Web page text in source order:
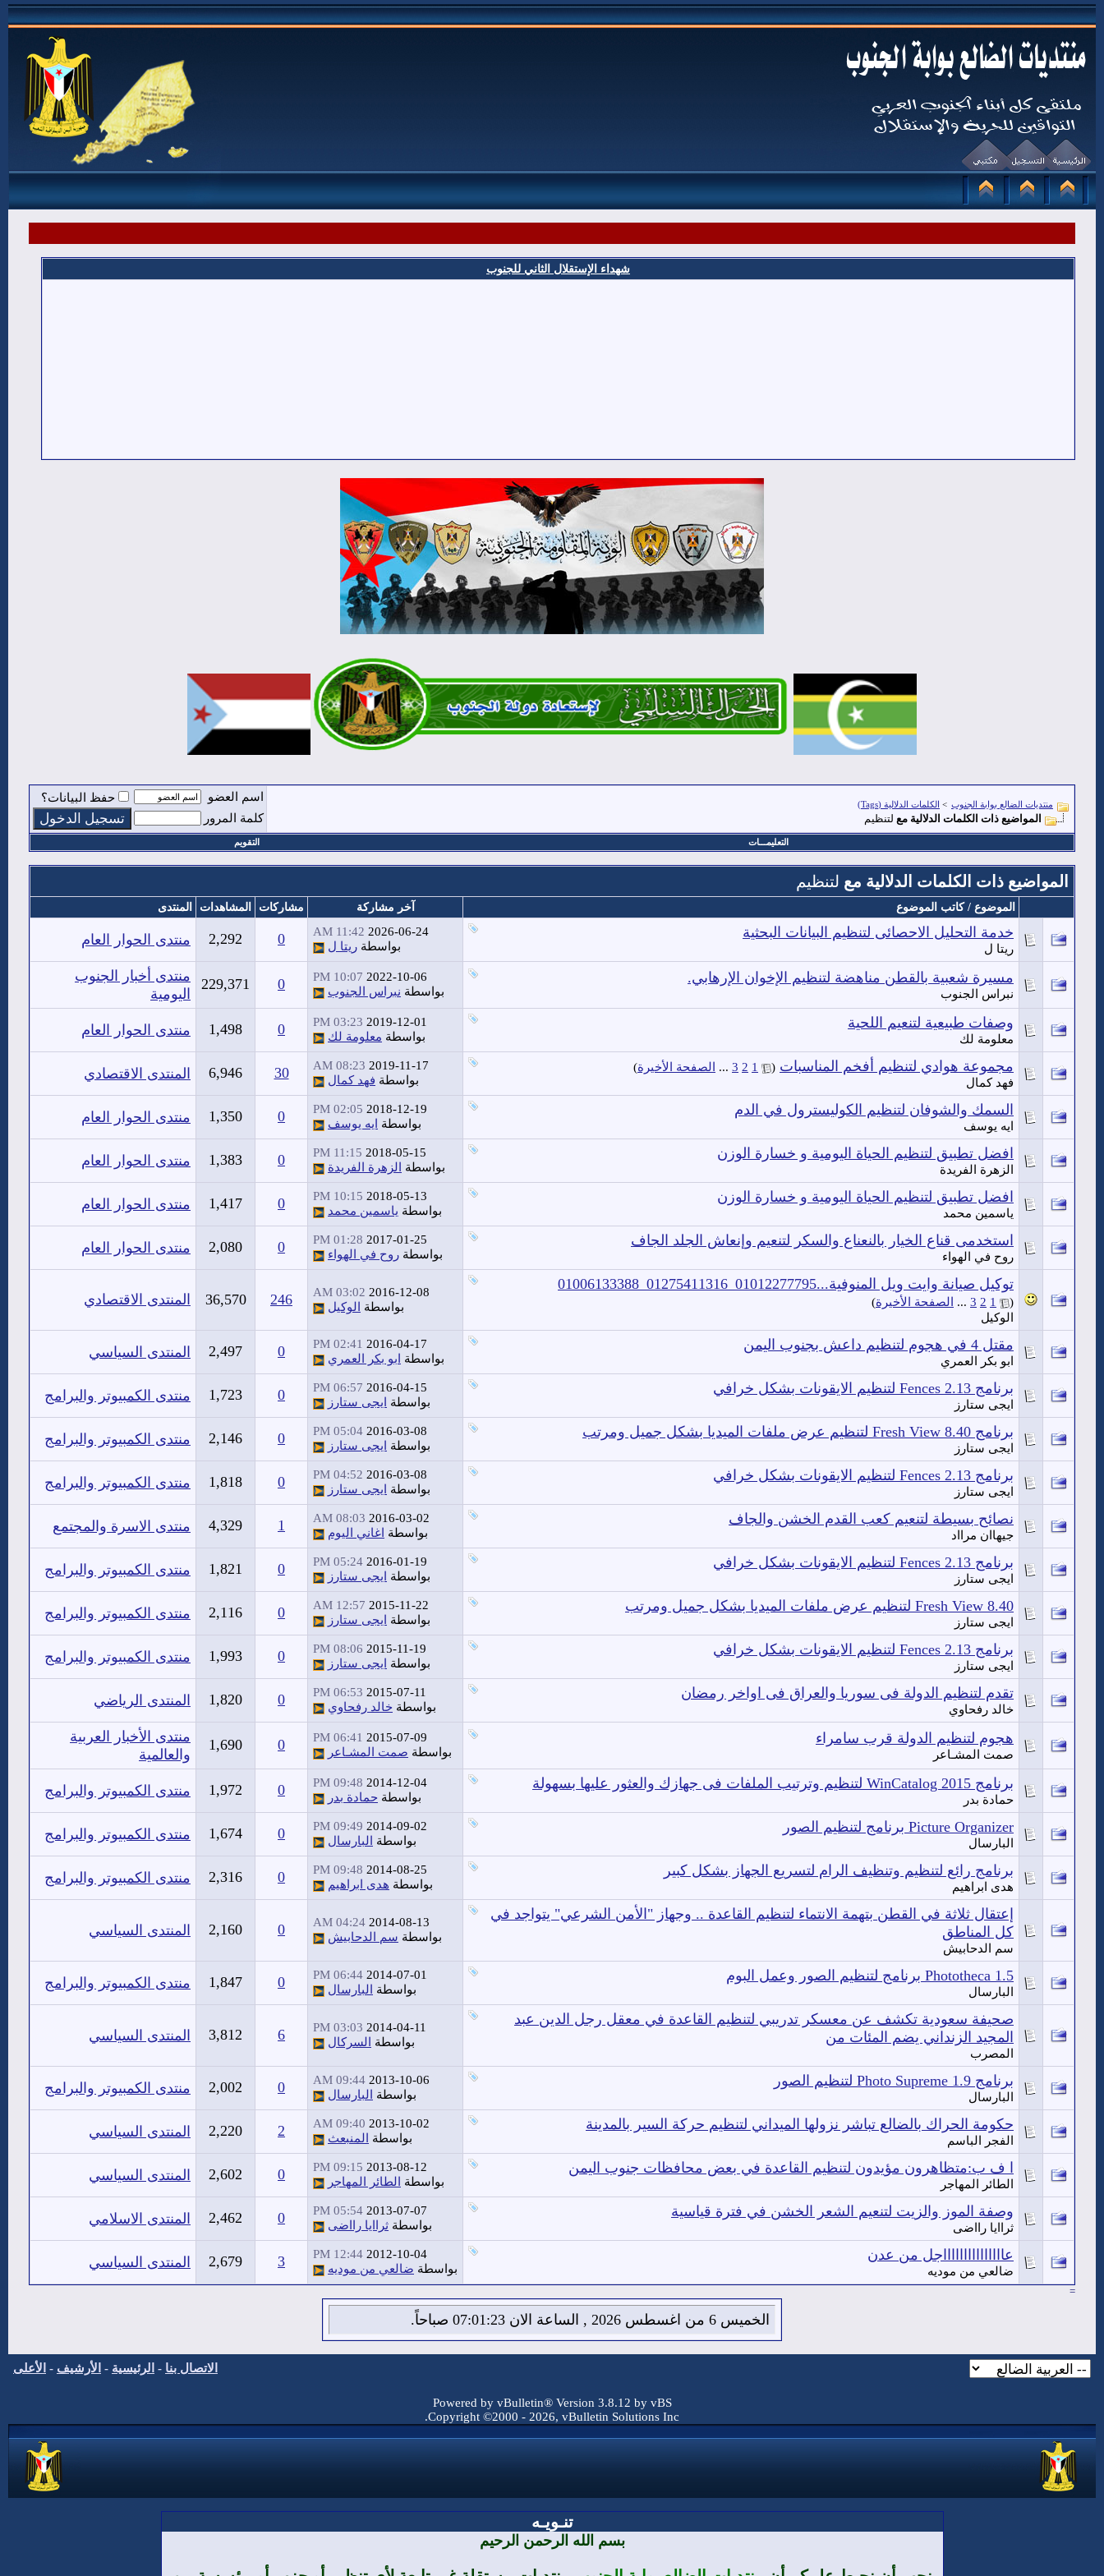
شهداء الإستقلال الثاني للجنوب
منتديات الضالع بوابة الجنوب > الكلمات الدلالية (Tags)
المواضيع ذات الكلمات الدلالية مع لتنظيم
اسم العضو
حفظ البيانات؟
كلمة المرور
التعليمـــات التقويم
المواضيع ذات الكلمات الدلالية مع لتنظيم
الموضوع / كاتب الموضوع آخر مشاركة مشاركات المشاهدات المنتدى
خدمة التحليل الاحصائى لتنظيم البيانات البحثية
ريتا ل
2026-06-24
11:42 AM
بواسطة ريتا ل 0
2,292 منتدى الحوار العام
مسيرة شعبية بالقطن مناهضة لتنظيم الإخوان الإرهابي.
نبراس الجنوب
2022-10-06
10:07 PM
بواسطة نبراس الجنوب 0
229,371
منتدى أخبار الجنوب
اليومية
وصفات طبيعية لتنعيم اللحية
معلومة لك
2019-12-01
03:23 PM
بواسطة معلومة لك 0
1,498 منتدى الحوار العام
مجموعة هوادي لتنظيم أفخم المناسبات (
1
2
3
... الصفحة الأخيرة)
فهد كمال
2019-11-17
08:23 AM
بواسطة فهد كمال 30
6,946 المنتدى الاقتصادي
السمك والشوفان لتنظيم الكوليسترول في الدم
ايه يوسف
2018-12-19
02:05 PM
بواسطة
ايه يوسف 0
1,350 منتدى الحوار العام
افضل تطبيق لتنظيم الحياة اليومية و خسارة الوزن
الزهرة الفريدة
2018-05-15
11:15 PM
بواسطة
الزهرة الفريدة 0
1,383 منتدى الحوار العام
افضل تطبيق لتنظيم الحياة اليومية و خسارة الوزن
ياسمين محمد
2018-05-13
10:15 PM
بواسطة ياسمين محمد 0
1,417 منتدى الحوار العام
استخدمى قناع الخيار بالنعناع والسكر لتنعيم وإنعاش الجلد الجاف
روح في الهواء
2017-01-25
01:28 PM
بواسطة روح في الهواء 0
2,080 منتدى الحوار العام
توكيل صيانة وايت ويل المنوفية...01012277795_01275411316_01006133388
(
1
2
3
... الصفحة الأخيرة)
الوكيل
2016-12-08
03:02 AM
بواسطة
الوكيل 246
36,570 المنتدى الاقتصادي
مقتل 4 في هجوم لتنظيم داعش بجنوب اليمن
ابو بكر العمري
2016-04-17
02:41 PM
بواسطة
ابو بكر العمري 0
2,497 المنتدى السياسي
برنامج Fences 2.13 لتنظيم الايقونات بشكل خرافي
ايجى ستارز
2016-04-15
06:57 PM
بواسطة
ايجى ستارز 0
1,723 منتدى الكمبيوتر والبرامج
برنامج Fresh View 8.40 لتنظيم عرض ملفات الميديا بشكل جميل ومرتب
ايجى ستارز
2016-03-08
05:04 PM
بواسطة
ايجى ستارز 0
2,146 منتدى الكمبيوتر والبرامج
برنامج Fences 2.13 لتنظيم الايقونات بشكل خرافي
ايجى ستارز
2016-03-08
04:52 PM
بواسطة
ايجى ستارز 0
1,818 منتدى الكمبيوتر والبرامج
نصائح بسيطة لتنعيم كعب القدم الخشن والجاف
جيهاان مرااد
2016-03-02
08:03 AM
بواسطة اغاني اليوم 1
4,329 منتدى الاسرة والمجتمع
برنامج Fences 2.13 لتنظيم الايقونات بشكل خرافي
ايجى ستارز
2016-01-19
05:24 PM
بواسطة
ايجى ستارز 0
1,821 منتدى الكمبيوتر والبرامج
Fresh View 8.40 لتنظيم عرض ملفات الميديا بشكل جميل ومرتب
ايجى ستارز
2015-11-22
12:57 AM
بواسطة
ايجى ستارز 0
2,116 منتدى الكمبيوتر والبرامج
برنامج Fences 2.13 لتنظيم الايقونات بشكل خرافي
ايجى ستارز
2015-11-19
08:06 PM
بواسطة
ايجى ستارز 0
1,993 منتدى الكمبيوتر والبرامج
تقدم لتنظيم الدولة فى سوريا والعراق فى اواخر رمضان
خالد رفحاوي
2015-07-11
06:53 PM
بواسطة خالد رفحاوي 0
1,820 المنتدى الرياضي
هجوم لتنظيم الدولة قرب سامراء
صمت المشـاعر
2015-07-09
06:41 PM
بواسطة صمت المشـاعر 0
1,690
منتدى الأخبار العربية
والعالمية
برنامج WinCatalog 2015 لتنظيم وترتيب الملفات فى جهازك والعثور عليها بسهولة
حمادة بدر
2014-12-04
09:48 PM
بواسطة حمادة بدر 0
1,972 منتدى الكمبيوتر والبرامج
Picture Organizer برنامج لتنظيم الصور
البارسال
2014-09-02
09:49 PM
بواسطة
البارسال 0
1,674 منتدى الكمبيوتر والبرامج
برنامج رائع لتنظيم وتنظيف الرام لتسريع الجهاز بشكل كبير
هدى ابراهيم
2014-08-25
09:48 PM
بواسطة هدى ابراهيم 0
2,316 منتدى الكمبيوتر والبرامج
إعتقال ثلاثة في القطن بتهمة الانتماء لتنظيم القاعدة .. وجهاز "الأمن الشرعي" يتواجد في
كل المناطق
سم الدحابيش
2014-08-13
04:24 AM
بواسطة سم الدحابيش 0
2,160 المنتدى السياسي
Phototheca 1.5 برنامج لتنظيم الصور وعمل البوم
البارسال
2014-07-01
06:44 PM
بواسطة
البارسال 0
1,847 منتدى الكمبيوتر والبرامج
صحيفة سعودية تكشف عن معسكر تدريبي لتنظيم القاعدة في معقل رجل الدين عبد
المجيد الزنداني يضم المئات من
المصرب
2014-04-11
03:03 PM
بواسطة
السركال 6
3,812 المنتدى السياسي
برنامج Photo Supreme 1.9 لتنظيم الصور
البارسال
2013-10-06
09:44 AM
بواسطة
البارسال 0
2,002 منتدى الكمبيوتر والبرامج
حكومة الحراك بالضالع تباشر نزولها الميداني لتنظيم حركة السير بالمدينة
الفجر الباسم
2013-10-02
09:40 AM
بواسطة
المنبعث 2
2,220 المنتدى السياسي
ا ف ب:متظاهرون مؤيدون لتنظيم القاعدة في بعض محافظات جنوب اليمن
الطائر المهاجر
2013-08-12
09:15 PM
بواسطة
الطائر المهاجر 0
2,602 المنتدى السياسي
وصفة الموز والزيت لتنعيم الشعر الخشن في فترة قياسية
ثراايا رااضى
2013-07-07
05:54 PM
بواسطة ثراايا رااضى 0
2,462 المنتدى الاسلامي
عاااااااااااااااجل من عدن
ضالعي من موديه
2012-10-04
12:44 PM
بواسطة ضالعي من موديه 3
2,679 المنتدى السياسي
=
الخميس 6 من اغسطس 2026 , الساعة الان 07:01:24 صباحاً.
الاتصال بنا - الرئيسية - الأرشيف - الأعلى
Powered by vBulletin® Version 3.8.12 by vBS
Copyright ©2000 - 2026, vBulletin Solutions Inc.
تنـويـه
بسم الله الرحمن الرحيم